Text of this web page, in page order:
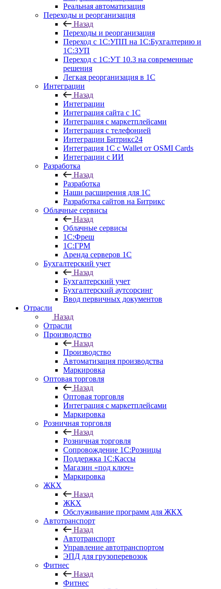
Реальная автоматизация
Переходы и реорганизация
Назад
Переходы и реорганизация
Переход с 1С:УПП на 1С:Бухгалтерию и
1С:ЗУП
Переход с 1С:УТ 10.3 на современные
решения
Легкая реорганизация в 1С
Интеграции
Назад
Интеграции
Интеграция сайта с 1С
Интеграция с маркетплейсами
Интеграция с телефонией
Интеграции Битрикс24
Интеграция 1С с Wallet от OSMI Cards
Интеграции с ИИ
Разработка
Назад
Разработка
Наши расширения для 1С
Разработка сайтов на Битрикс
Облачные сервисы
Назад
Облачные сервисы
1С:Фреш
1С:ГРМ
Аренда серверов 1С
Бухгалтерский учет
Назад
Бухгалтерский учет
Бухгалтерский аутсорсинг
Ввод первичных документов
Отрасли
Назад
Отрасли
Производство
Назад
Производство
Автоматизация производства
Маркировка
Оптовая торговля
Назад
Оптовая торговля
Интеграция с маркетплейсами
Маркировка
Розничная торговля
Назад
Розничная торговля
Сопровождение 1С:Розницы
Поддержка 1С:Кассы
Магазин «под ключ»
Маркировка
ЖКХ
Назад
ЖКХ
Обслуживание программ для ЖКХ
Автотранспорт
Назад
Автотранспорт
Управление автотранспортом
ЭПД для грузоперевозок
Фитнес
Назад
Фитнес